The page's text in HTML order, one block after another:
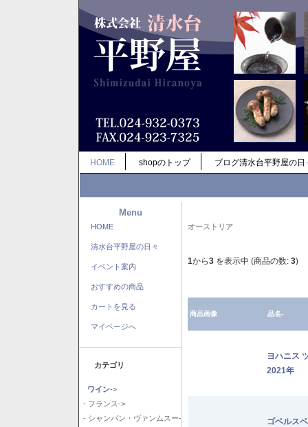
HOME shopのトップ ブログ清水台平野屋の日
Menu
HOME
清水台平野屋の日々
イベント案内
おすすめの商品
カートを見る
マイページへ
カテゴリ
ワイン->
- フランス->
- シャンパン・ヴァンムスー-
オーストリア
1から3 を表示中 (商品の数: 3)
商品画像 品名-
ヨハニス
2021年
ゴベルス